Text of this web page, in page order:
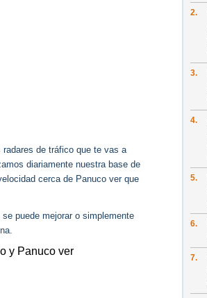
radares de tráfico que te vas a
diariamente nuestra base de
cerca de Panuco ver que
puede mejorar o simplemente
y Panuco ver
2.
3.
4.
5.
6.
7.